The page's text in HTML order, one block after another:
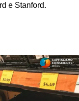
e Stanford.